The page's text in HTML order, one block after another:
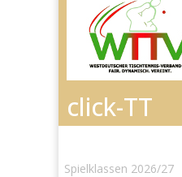
Spielklassen 2026/27